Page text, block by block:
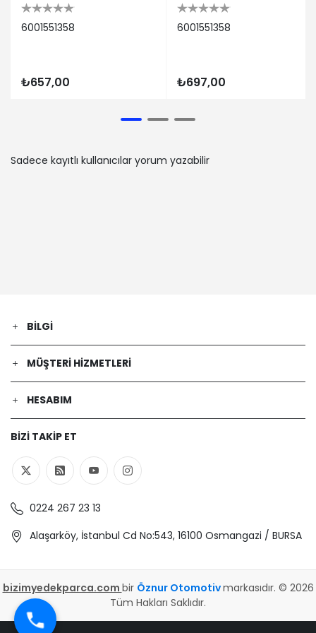
LS0Y) (Dizel) - 48 Kw 65 Ps | 2005-
DACIA | LOGAN EXPRESS (FS_) | 1.5 dCi
DACIA | LOGAN (LS_) | 1.6 Bifuel
DACIA | SANDERO | 1.6 LPG (Benzin/oto
DACIA | SANDERO | 1.6 16V Bifuel
(Benzin/Etanol) - 77 Kw 105 Ps | 2011-
LADA | LARGUS Kombi van (KS0_,
RS0_, KSA_) | 1.6 (KS0Y5, RS0Y5)
(Benzin) - 77 Kw 105 Ps | 2012-03-01 /
BS0G, BS1F, BS0E) (Benzin) - 55 Kw 75
DACIA | LOGAN (LS_) | 1.4 MPI LPG
(LS0C) (Benzin/oto gaz (LPG)) - 55
Kw 75 Ps | 2006-02-01 / 2012-12-01
6001551358
₺657,00
6001551358
₺697,00
Sadece kayıtlı kullanıcılar yorum yazabilir
BILGI
MÜŞTERI HIZMETLERI
HESABIM
BIZI TAKIP ET
0224 267 23 13
Alaşarköy, İstanbul Cd No:543, 16100 Osmangazi / BURSA
bizimyedekparca.com bir Öznur Otomotivmarkasıdır. © 2026
Tüm Hakları Saklıdır.